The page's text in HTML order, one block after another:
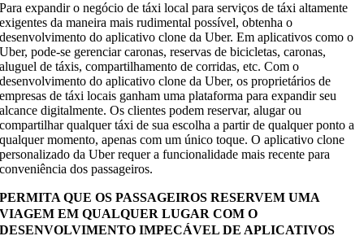
Para expandir o negócio de táxi local para serviços de táxi altamente
exigentes da maneira mais rudimental possível, obtenha o
desenvolvimento do aplicativo clone da Uber. Em aplicativos como o
Uber, pode-se gerenciar caronas, reservas de bicicletas, caronas,
aluguel de táxis, compartilhamento de corridas, etc. Com o
desenvolvimento do aplicativo clone da Uber, os proprietários de
empresas de táxi locais ganham uma plataforma para expandir seu
alcance digitalmente. Os clientes podem reservar, alugar ou
compartilhar qualquer táxi de sua escolha a partir de qualquer ponto a
qualquer momento, apenas com um único toque. O aplicativo clone
personalizado da Uber requer a funcionalidade mais recente para
conveniência dos passageiros.
PERMITA QUE OS PASSAGEIROS RESERVEM UMA
VIAGEM EM QUALQUER LUGAR COM O
DESENVOLVIMENTO IMPECÁVEL DE APLICATIVOS